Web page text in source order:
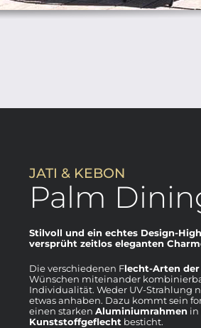
JATI & KEBON
Palm
Stilvoll und ein echtes Design-
versprüht zeitlos eleganten
Die verschiedenen Flecht-Arten der
Wünschen miteinander
Individualität. Weder UV-Strahlung
etwas anhaben. Dazu kommt sein
einen starken Aluminiumrahmen in
Kunststoffgeflecht besticht.